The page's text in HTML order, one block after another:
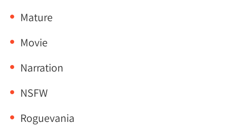
Mature
Movie
Narration
NSFW
Roguevania